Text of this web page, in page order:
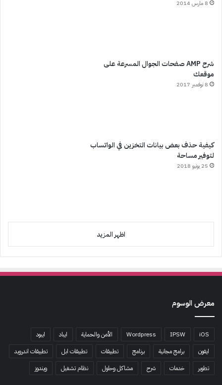
8 مارس 2014
شرح AMP صفحات الجوال المسرعة على
موقعك
8 نوفمبر 2017
كيفية حذف بعض بيانات التخزين في الواتساب
لتوفير مساحة
25 يونيو 2018
اظهر المزيد
معرض الوسوم
iOS
IPSW
Wordpress الأمن والحماية ايباد
ايبود
ايفون
برامج مجانية برنامج تطبيقات تطبيقات ابل
تطبيقات اندرويد
تطوير
خدمات شرح مشاكل وحلول نظام تشغيل ويندوز